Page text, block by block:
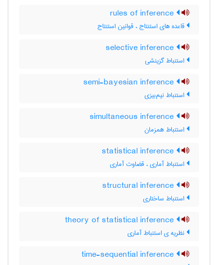
قاعده های استنتاج ، قوانین استنتاج
استنباط گزینشی
استنباط نیم‌بیزی
استنباط همزمان
استنباط آماری ، قضاوت آماری
استنباط ساختاری
نظریه ی استنباط آماری